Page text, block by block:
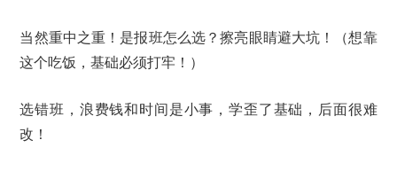
当然重中之重！是报班怎么选？擦亮眼睛避大坑！（想靠
这个吃饭，基础必须打牢！）
选错班，浪费钱和时间是小事，学歪了基础，后面很难
改！